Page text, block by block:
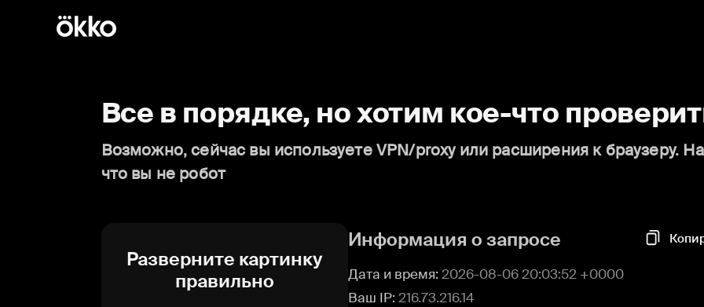
Все в порядке, но хотим кое-что
Возможно, сейчас вы используете VPN/proxy или расширения к браузеру.
что вы не робот
Разверните картинку
правильно
Информация о запросе
Дата и время: 2026-08-06 20:03:52 +0000
Ваш IP: 216.73.216.14